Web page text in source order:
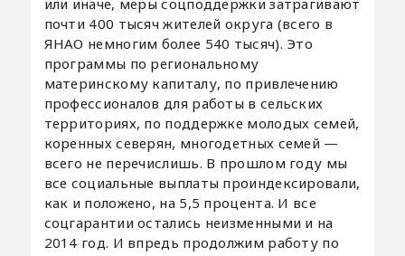
почти 400 тысяч жителей округа (всего в
ЯНАО немногим более 540 тысяч). Это
программы по региональному
материнскому капиталу, по привлечению
профессионалов для работы в сельских
территориях, по поддержке молодых семей,
коренных северян, многодетных семей —
всего не перечислишь. В прошлом году мы
все социальные выплаты проиндексировали,
как и положено, на 5,5 процента. И все
соцгарантии остались неизменными и на
2014 год. И впредь продолжим работу по